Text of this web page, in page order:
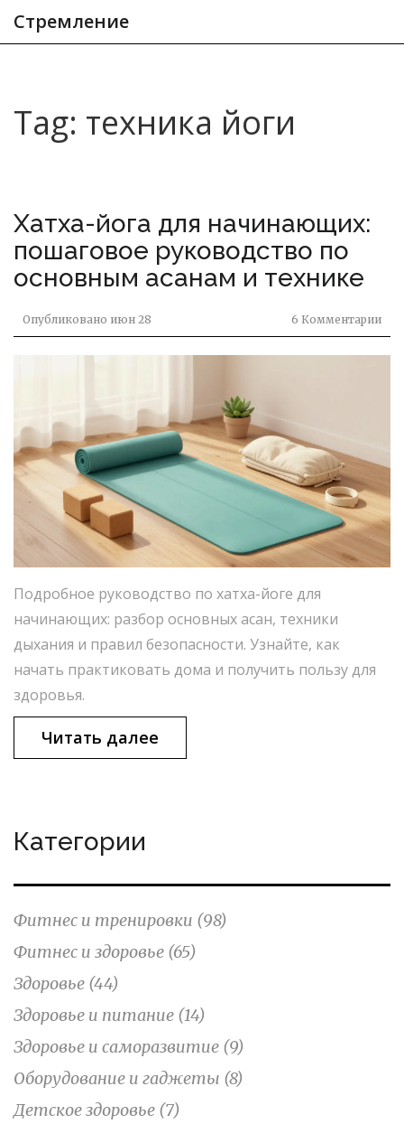
Стремление
Tag: техника йоги
Хатха-йога для начинающих:
пошаговое руководство по
основным асанам и технике
Опубликовано июн 28 6 Комментарии
Подробное руководство по хатха-йоге для
начинающих: разбор основных асан, техники
дыхания и правил безопасности. Узнайте, как
начать практиковать дома и получить пользу для
здоровья.
Читать далее
Категории
Фитнес и тренировки (98)
Фитнес и здоровье (65)
Здоровье (44)
Здоровье и питание (14)
Здоровье и саморазвитие (9)
Оборудование и гаджеты (8)
Детское здоровье (7)